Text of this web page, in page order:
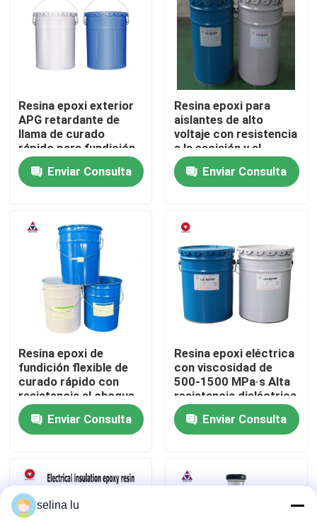
En casa
Productos
Espectáculo VR
Sobre nosotros
Recorrido por la fábrica
Control de calidad
Contacta con nosotros
Blog
Solicitar una cita
Resina epoxi exterior
APG retardante de
llama de curado
rápido para fundición
flexible en aislantes de
alto voltajeEnviar Consulta
Resina epoxi para
aislantes de alto
voltaje con resistencia
a la escisión y al
choque térmico
Enviar Consulta
Resina epoxi de
fundición flexible de
curado rápido con
resistencia al choque
térmico para aislantes
eléctricos exteriores
Enviar Consulta
Resina epoxi eléctrica
con viscosidad de
500-1500 MPa·s Alta
resistencia dieléctrica
de 15-25 KV/mm y
fuerte adhesión para
aislamiento eléctrico
Enviar Consulta
selina lu